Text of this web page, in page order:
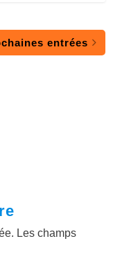
entrées
Les champs